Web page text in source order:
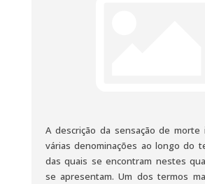
A descrição da sensação de morte
várias denominações ao longo do
das quais se encontram nestes
se apresentam. Um dos termos